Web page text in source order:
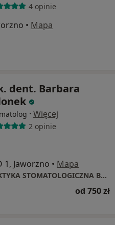
4 opinie
• Mapa
dent. Barbara
· Więcej
2 opinie
1, Jaworzno • Mapa
INDYWIDUALNA PRAKTYKA STOMATOLOGICZNA BARBARA JELONEK
od 750 zł